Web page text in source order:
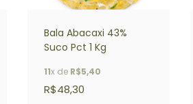
Bala Abacaxi 43%
Suco Pct 1 Kg
11x de R$5,40
R$48,30